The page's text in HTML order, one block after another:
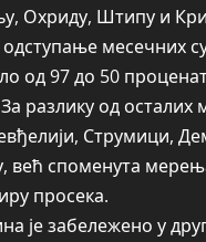
Охриду, Штипу и
месечних
од 97 до 50
разлику од осталих
Струмици,
већ споменута
просека.
је забележено у